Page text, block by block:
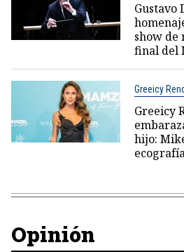
Gustavo
show de
final del
Greeicy
Greeicy
hijo:
Opinión